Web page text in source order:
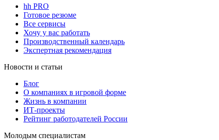
hh PRO
Готовое резюме
Все сервисы
Хочу у вас работать
Производственный календарь
Экспертная рекомендация
Новости и статьи
Блог
О компаниях в игровой форме
Жизнь в компании
ИТ-проекты
Рейтинг работодателей России
Молодым специалистам